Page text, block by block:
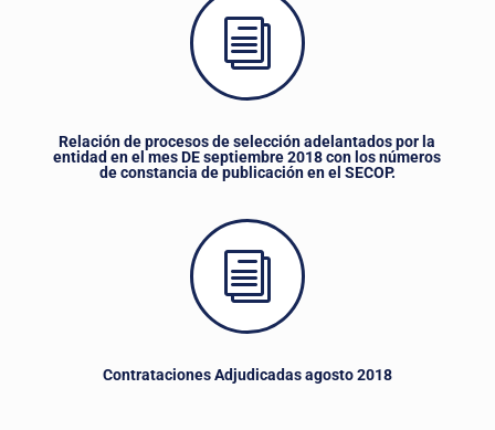
i
Relación de procesos de selección adelantados por la
entidad en el mes DE septiembre 2018 con los números
de constancia de publicación en el SECOP.
i
Contrataciones Adjudicadas agosto 2018